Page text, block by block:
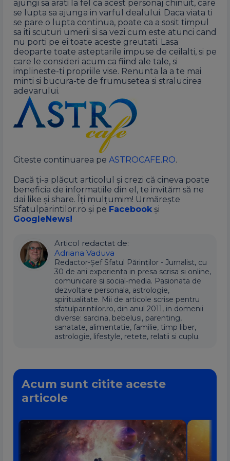
ajungi sa arati la fel ca acest personaj chinuit, care
se lupta sa ajunga in varful dealului. Daca viata ti
se pare o lupta continua, poate ca a sosit timpul
sa iti scuturi umerii si sa vezi cum este atunci cand
nu porti pe ei toate aceste greutati. Lasa
deoparte toate asteptarile impuse de ceilalti, si pe
care le consideri acum ca fiind ale tale, si
implineste-ti propriile vise. Renunta la a te mai
minti si bucura-te de frumusetea si stralucirea
adevarului.
Citeste continuarea pe ASTROCAFE.RO.
Dacă ți-a plăcut articolul și crezi că cineva poate
beneficia de informatiile din el, te invităm să ne
dai like și share. Îți mulțumim! Urmărește
Sfatulparintilor.ro și pe Facebook și
GoogleNews!
Articol redactat de:
Adriana Vaduva
Redactor-Șef Sfatul Părinților - Jurnalist, cu
30 de ani experienta in presa scrisa si online,
comunicare si social-media. Pasionata de
dezvoltare personala, astrologie,
spiritualitate. Mii de articole scrise pentru
sfatulparintilor.ro, din anul 2011, in domenii
diverse: sarcina, bebelusi, parenting,
sanatate, alimentatie, familie, timp liber,
astrologie, lifestyle, retete, relatii si cuplu.
Acum sunt citite aceste
articole